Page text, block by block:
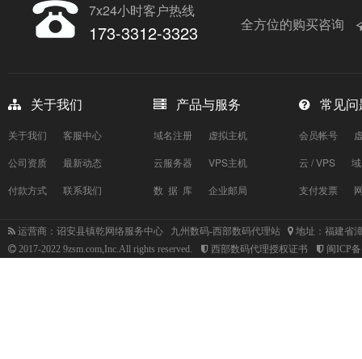
7x24小时客户热线
173-3312-3323 全方位的购买咨询
关于我们
关于我们
客服中心
公司资质
最新动态
付款方式
联系我们
产品与服务
域名注册
虚拟主机
云服务器
VPS主机
数 据 库
企业邮局
常见问
会员帐号
云 / VPS
支付发票
运营商：诏安县镇乾网络服务中心 九州数码-西部数码代理站
地址：福建省
2017-2022 9zsm.com,Inc.All rights reserved.
西部数码代理授权证书 闽ICP